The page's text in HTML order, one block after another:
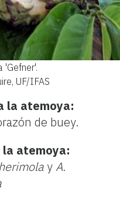
'Gefner'.
UF/IFAS
la atemoya:
de buey.
atemoya:
yA.